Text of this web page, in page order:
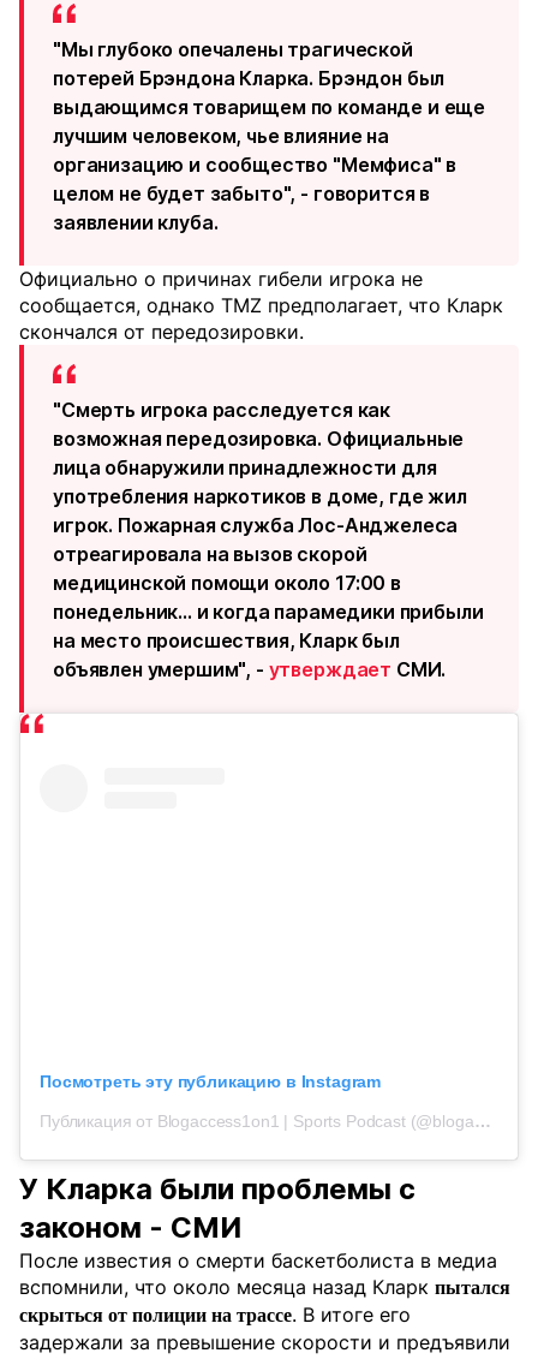
"Мы глубоко опечалены трагической
потерей Брэндона Кларка. Брэндон был
выдающимся товарищем по команде и еще
лучшим человеком, чье влияние на
организацию и сообщество "Мемфиса" в
целом не будет забыто", - говорится в
заявлении клуба.
Официально о причинах гибели игрока не
сообщается, однако TMZ предполагает, что Кларк
скончался от передозировки.
"Смерть игрока расследуется как
возможная передозировка. Официальные
лица обнаружили принадлежности для
употребления наркотиков в доме, где жил
игрок. Пожарная служба Лос-Анджелеса
отреагировала на вызов скорой
медицинской помощи около 17:00 в
понедельник... и когда парамедики прибыли
на место происшествия, Кларк был
объявлен умершим", - утверждает СМИ.
Посмотреть эту публикацию в Instagram
Публикация от Blogaccess1on1 | Sports Podcast (@blogaccess1on1)
У Кларка были проблемы с
законом - СМИ
После известия о смерти баскетболиста в медиа
вспомнили, что около месяца назад Кларк пытался
скрыться от полиции на трассе. В итоге его
задержали за превышение скорости и предъявили